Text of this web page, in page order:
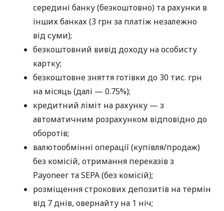
середині банку (безкоштовно) та рахунки в
інших банках (3 грн за платіж незалежно
від суми);
безкоштовний вивід доходу на особисту
картку;
безкоштовне зняття готівки до 30 тис. грн
на місяць (далі — 0.75%);
кредитний ліміт на рахунку — з
автоматичним розрахунком відповідно до
оборотів;
валютообмінні операції (купівля/продаж)
без комісій, отримання переказів з
Payoneer та SEPA (без комісій);
розміщення строкових депозитів на термін
від 7 днів, овернайту на 1 ніч;